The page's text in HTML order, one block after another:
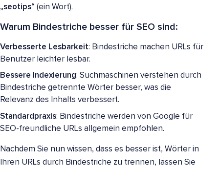
„seotips“ (ein Wort).
Warum Bindestriche besser für SEO sind:
Verbesserte Lesbarkeit: Bindestriche machen URLs für
Benutzer leichter lesbar.
Bessere Indexierung: Suchmaschinen verstehen durch
Bindestriche getrennte Wörter besser, was die
Relevanz des Inhalts verbessert.
Standardpraxis: Bindestriche werden von Google für
SEO-freundliche URLs allgemein empfohlen.
Nachdem Sie nun wissen, dass es besser ist, Wörter in
Ihren URLs durch Bindestriche zu trennen, lassen Sie